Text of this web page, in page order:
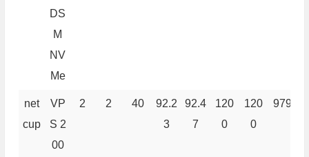
DS
M
NV
Me
net
cup
VP
S 2
00
2 2 40
92.2
3
92.4
7
120
0
120
0
979